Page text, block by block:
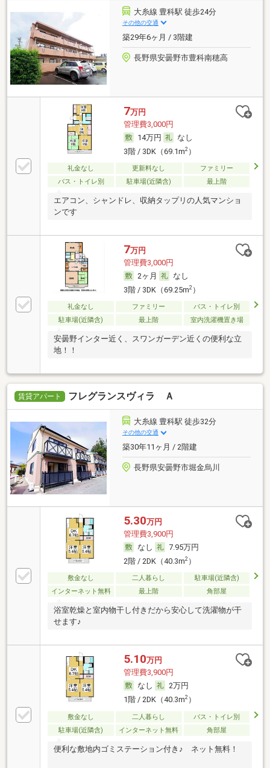
大糸線 豊科駅 徒歩24分
その他の交通
築29年6ヶ月 / 3階建
長野県安曇野市豊科南穂高
7万円
管理費3,000円
14万円
なし
3階 / 3DK（69.1m2）
礼金なし 更新料なし
ファミリー
バス・トイレ別
駐車場(近隣含) 最上階
エアコン、シャンドレ、収納タップリの人気マンショ
ンです
7万円
管理費3,000円
2ヶ月
なし
3階 / 3DK（69.25m2）
礼金なし ファミリー
バス・トイレ別
駐車場(近隣含)
最上階 室内洗濯機置き場
安曇野インター近く、スワンガーデン近くの便利な立
地！！
賃貸アパート フレグランスヴィラ Ａ
大糸線 豊科駅 徒歩32分
その他の交通
築30年11ヶ月 / 2階建
長野県安曇野市堀金烏川
5.30万円
管理費3,900円
なし
7.95万円
2階 / 2DK（40.3m2）
敷金なし 二人暮らし
駐車場(近隣含)
インターネット無料
最上階 角部屋
浴室乾燥と室内物干し付きだから安心して洗濯物が干
せます♪
5.10万円
管理費3,900円
なし
2万円
1階 / 2DK（40.3m2）
敷金なし 二人暮らし
バス・トイレ別
駐車場(近隣含)
インターネット無料 角部屋
便利な敷地内ゴミステーション付き♪ ネット無料！